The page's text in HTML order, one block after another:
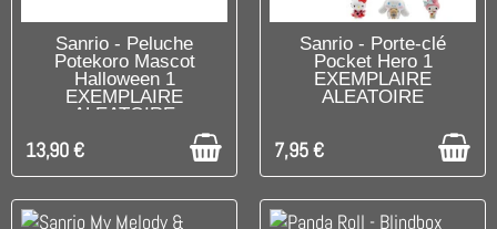
DISPONIBLE
Sanrio - Peluche
Potekoro Mascot
Halloween 1
EXEMPLAIRE
ALEATOIRE
13,90 €
DISPONIBLE
Sanrio - Porte-clé
Pocket Hero 1
EXEMPLAIRE
ALEATOIRE
7,95 €